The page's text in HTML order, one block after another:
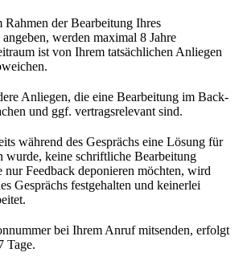
Rahmen der Bearbeitung Ihres
werden maximal 8 Jahre
ist von Ihrem tatsächlichen Anliegen
Anliegen, die eine Bearbeitung im Back-
und ggf. vertragsrelevant sind.
während des Gesprächs eine Lösung für
wurde, keine schriftliche Bearbeitung
nur Feedback deponieren möchten, wird
Gesprächs festgehalten und keinerlei
bei Ihrem Anruf mitsenden, erfolgt
Tage.